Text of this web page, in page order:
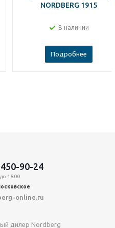
NORDBERG 1915
В наличии
Подробнее
90-24
18:00
online.ru
дилер Nordberg